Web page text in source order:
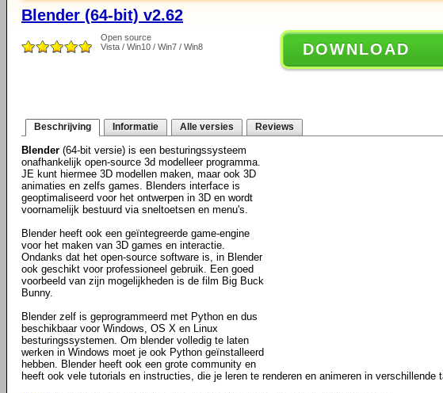
Blender (64-bit) v2.62
Open source
Vista / Win10 / Win7 / Win8
DOWNLOAD
Beschrijving Informatie Alle versies Reviews
Blender (64-bit versie) is een besturingssysteem
onafhankelijk open-source 3d modelleer programma.
JE kunt hiermee 3D modellen maken, maar ook 3D
animaties en zelfs games. Blenders interface is
geoptimaliseerd voor het ontwerpen in 3D en wordt
voornamelijk bestuurd via sneltoetsen en menu's.
Blender heeft ook een geïntegreerde game-engine
voor het maken van 3D games en interactie.
Ondanks dat het open-source software is, in Blender
ook geschikt voor professioneel gebruik. Een goed
voorbeeld van zijn mogelijkheden is de film Big Buck
Bunny.
Blender zelf is geprogrammeerd met Python en dus
beschikbaar voor Windows, OS X en Linux
besturingssystemen. Om blender volledig te laten
werken in Windows moet je ook Python geïnstalleerd
hebben. Blender heeft ook een grote community en
heeft ook vele tutorials en instructies, die je leren te renderen en animeren in verschillende